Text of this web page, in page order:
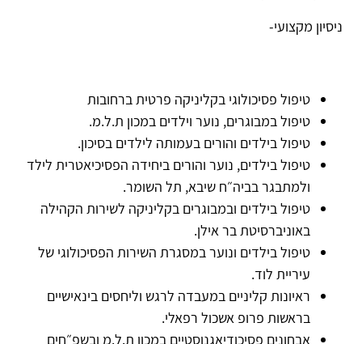
ניסיון מקצועי-
טיפול פסיכולוגי בקליניקה פרטית ברחובות
טיפול במבוגרים, נוער וילדים במכון ת.ל.מ.
טיפול בילדים והורים בעמותה לילדים בסיכון.
טיפול בילדים, נוער והורים ביחידה הפסיכיאטרית לילד
ולמתבגר בביה״ח שיבא, תל השומר.
טיפול בילדים ובמבוגרים בקליניקה לשירות הקהילה
באוניברסיטת בר אילן.
טיפול בילדים ונוער במסגרת השירות הפסיכולוגי של
עיריית לוד.
ראיונות קליניים במעבדה לרגש וליחסים בינאישיים
בראשות פרופ אשכול רפאלי.
אבחונים פסיכודיאגנוסטיים במכון ת.ל.מ ובשפ״חים